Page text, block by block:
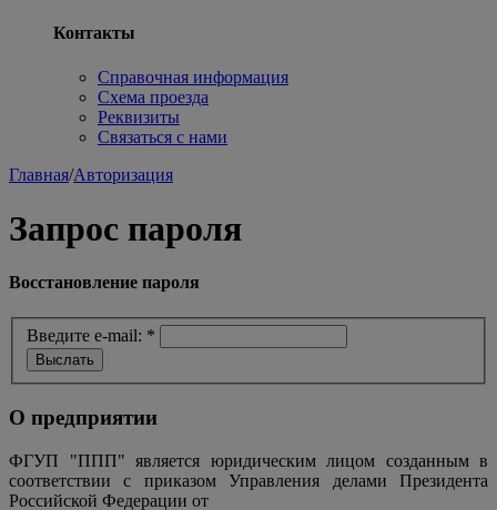
Контакты
Справочная информация
Схема проезда
Реквизиты
Связаться с нами
Главная/Авторизация
Запрос пароля
Восстановление пароля
Введите e-mail: *
О предприятии
ФГУП "ППП" является юридическим лицом созданным в
соответствии с приказом Управления делами Президента
Российской Федерации от